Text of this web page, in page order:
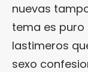
nuevas
tema es puro
lastimeros
sexo